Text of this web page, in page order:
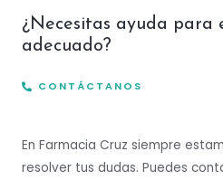
¿Necesitas ayuda para
adecuado?
CONTÁCTANOS
En Farmacia Cruz siempre
resolver tus dudas. Puedes